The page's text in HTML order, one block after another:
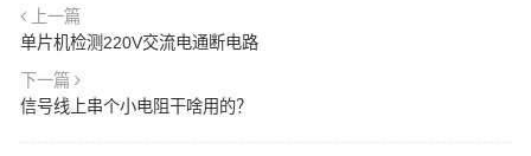
上一篇
单片机检测220V交流电通断电路
下一篇
信号线上串个小电阻干啥用的？